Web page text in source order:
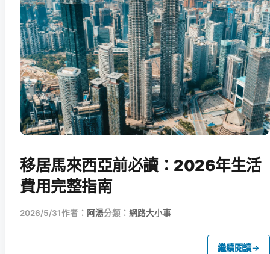
移居馬來西亞前必讀：2026年生活
費用完整指南
2026/5/31作者： 阿湯分類： 網路大小事
繼續閱讀→